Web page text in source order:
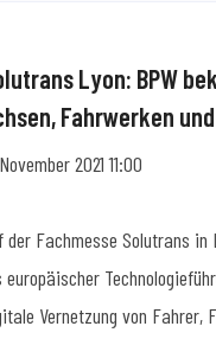
Lyon: BPW
Fahrwerken
2021 11:00
der Fachmesse Solutrans
europäischer
Vernetzung von Fahrer,